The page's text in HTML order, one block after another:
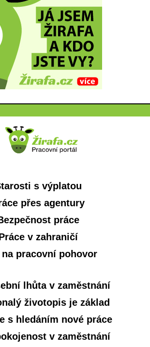
s výplatou
přes agentury
práce
v zahraničí
pracovní pohovor
lhůta v zaměstnání
životopis je základ
s hledáním nové práce
v zaměstnání